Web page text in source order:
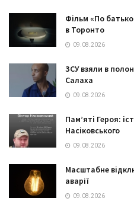
Фільм «По
в Торонто
09.08.2026
ЗСУ взяли в
Салаха
09.08.2026
Пам’яті Героя:
Насіковського
09.08.2026
Масштабне
аварії
09.08.2026